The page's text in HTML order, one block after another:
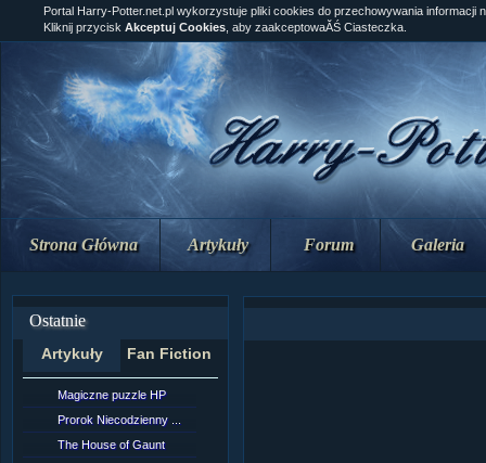
Strona Główna Artykuły Forum Galeria
Ostatnie
Artykuły Fan Fiction
Magiczne puzzle HP
Prorok Niecodzienny ...
The House of Gaunt
Portal Harry-Potter.net.pl wykorzystuje pliki cookies do przechowywania informacji
Kliknij przycisk Akceptuj Cookies , aby zaakceptowaĂŚ Ciasteczka.